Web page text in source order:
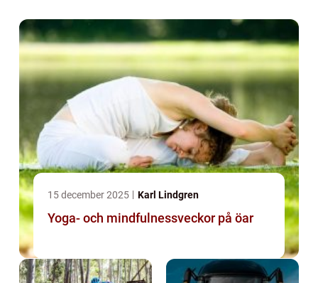
15 december 2025 Karl Lindgren
Yoga- och mindfulnessveckor på öar